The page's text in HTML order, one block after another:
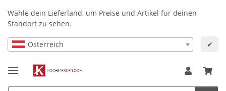
Wähle dein Lieferland, um Preise und Artikel für deinen
Standort zu sehen.
Österreich ✔